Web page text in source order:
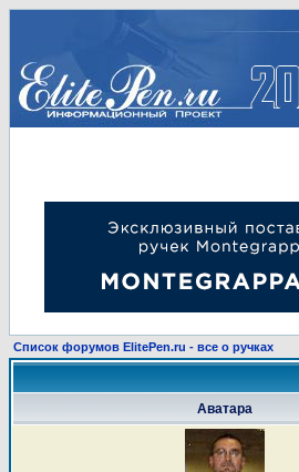
Список форумов ElitePen.ru - все о ручках
Аватара